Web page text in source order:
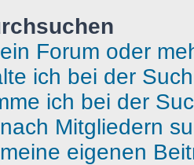
Forum oder
ich bei der
ich bei der
Mitgliedern
eigenen